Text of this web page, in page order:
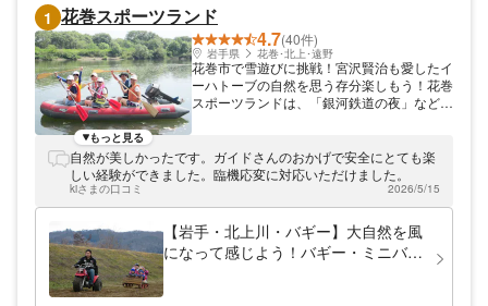
1 花巻スポーツランド
4.7(40件)
岩手県 花巻･北上･遠野
花巻市で雪遊びに挑戦！宮沢賢治も愛したイ
ーハトーブの自然を思う存分楽しもう！花巻
スポーツランドは、「銀河鉄道の夜」などで
きり楽しめるよう、春や夏にはラフティング
やカヌーを、冬には雪遊びをご用意していま
す。中でも冬ならではの遊びが大人気！「あ
りきたりなウィンタースポーツではもったい
ない！」と、新感覚の雪遊び・爽快なソリ遊
びをご用意しています！猛スピードで牽引さ
れるそり遊びは、小さなお子さまも参加
もっと見る
自然が美しかったです。ガイドさんのおかげで安全にとても楽
しい経験ができました。臨機応変に対応いただけました。
kiさまの口コミ 2026/5/15
【岩手・北上川・バギー】大自然を風
になって感じよう！バギー・ミニバイ